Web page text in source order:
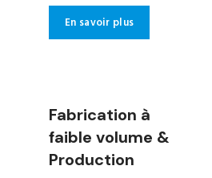
En savoir plus
Fabrication à
faible volume &
Production